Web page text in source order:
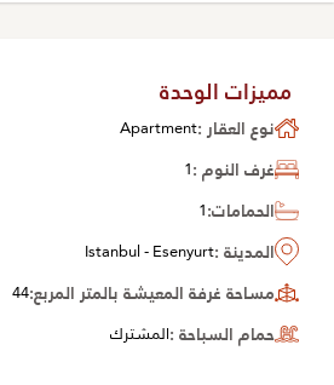
مميزات الوحدة
نوع العقار :Apartment
غرف النوم :1
الحمامات:1
المدينة :Istanbul - Esenyurt
مساحة غرفة المعيشة بالمتر المربع:44
حمام السباحة :المشترك